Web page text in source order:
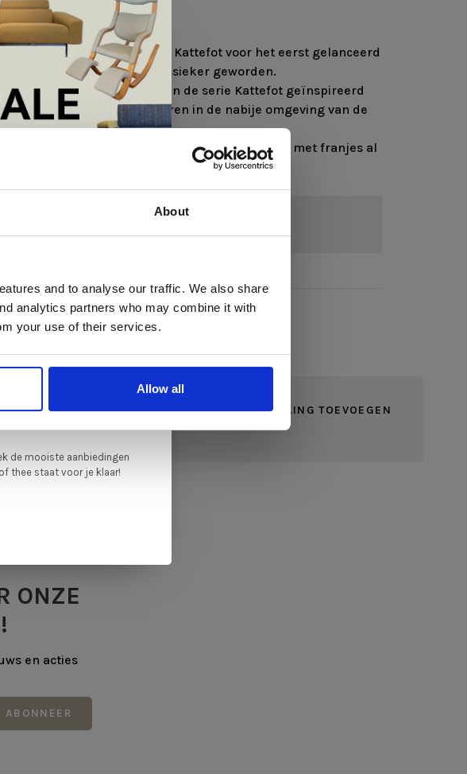
About
and to analyse our traffic. We also share
analytics partners who may combine it with
your use of their services.
Allow all
140cm x 220cm
1988 werd de serie Kattefot voor het eerst gelanceerd
Roros en is meteen een klassieker geworden.
werd bij het ontwerpen van de serie Kattefot geïnspireerd
het landschap en de kleuren in de nabije omgeving van de
in Roros.
zijn textuur en tijdloze uitstraling is deze plaid met franjes al
het begin een favoriet in het huishouden.
serie is nu uitgebreid met 4 nieuwe kleuren.
JE BEOORDELING TOEVOEGEN
ONZE
en acties
ABONNEER
is gestart!
van
showroommodellen
zijn nu extra voordelig
wens samen te stellen,
Snip Wonen+ mag
de mooiste aanbiedingen
thee staat voor je klaar!